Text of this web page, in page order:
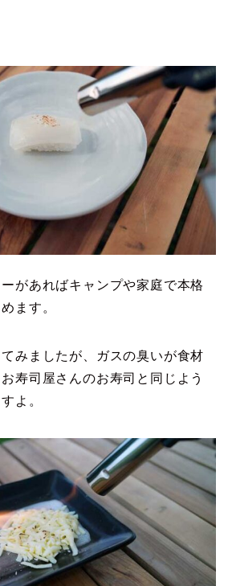
があればキャンプや家庭で本格
ます。
みましたが、ガスの臭いが食材
寿司屋さんのお寿司と同じよう
よ。